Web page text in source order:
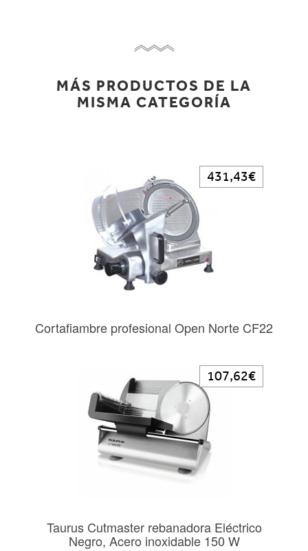
MÁS PRODUCTOS DE LA
MISMA CATEGORÍA
Cortafiambre profesional Open Norte CF22
431,43€
Taurus Cutmaster rebanadora Eléctrico
Negro, Acero inoxidable 150 W
107,62€